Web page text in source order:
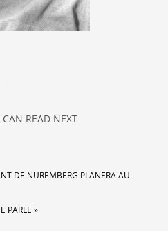
READ NEXT
DE NUREMBERG PLANERA AU-
PARLE »